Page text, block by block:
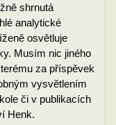
shrnutá
analytické
osvětluje
Musím nic jiného
za příspěvek
vysvětlením
či v publikacích
Henk.